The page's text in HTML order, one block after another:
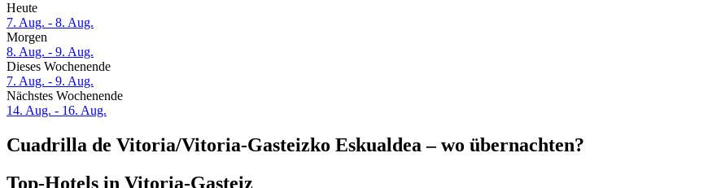
Heute
7. Aug. - 8. Aug.
Morgen
8. Aug. - 9. Aug.
Dieses Wochenende
7. Aug. - 9. Aug.
Nächstes Wochenende
14. Aug. - 16. Aug.
Cuadrilla de Vitoria/Vitoria-Gasteizko Eskualdea – wo übernachten?
Top-Hotels in Vitoria-Gasteiz